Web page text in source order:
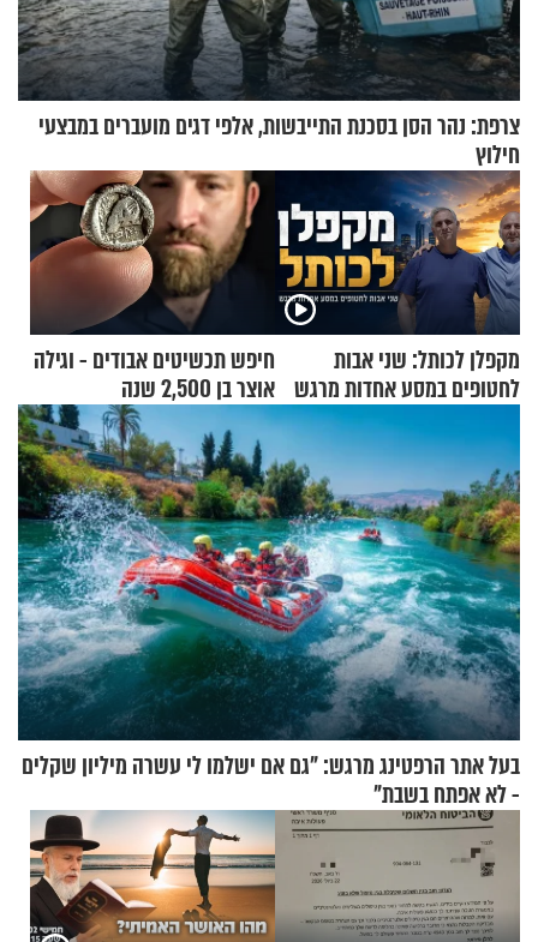
צרפת: נהר הסן בסכנת התייבשות, אלפי דגים מועברים במבצעי
חילוץ
מקפלן לכותל: שני אבות
לחטופים במסע אחדות מרגש
חיפש תכשיטים אבודים - וגילה
אוצר בן 2,500 שנה
בעל אתר הרפטינג מרגש: "גם אם ישלמו לי עשרה מיליון שקלים
- לא אפתח בשבת"